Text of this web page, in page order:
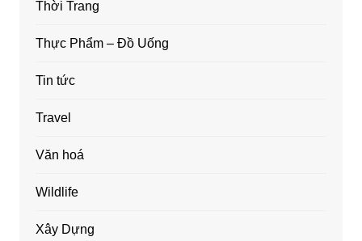
Thời Trang
Thực Phẩm – Đồ Uống
Tin tức
Travel
Văn hoá
Wildlife
Xây Dựng